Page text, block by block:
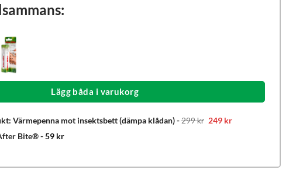
Lägg båda i varukorg
Värmepenna mot insektsbett (dämpa klådan)-299kr Det
ursprungliga
249 krDet
Bite®-59 kr